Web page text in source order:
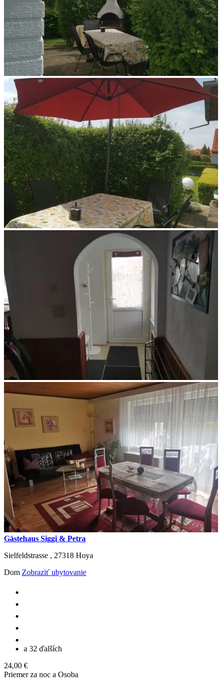
Gästehaus Siggi & Petra
Sielfeldstrasse , 27318 Hoya
Dom Zobraziť ubytovanie
a 32 ďalších
24,00 €
Priemer za noc a Osoba